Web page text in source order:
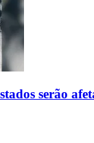
serão